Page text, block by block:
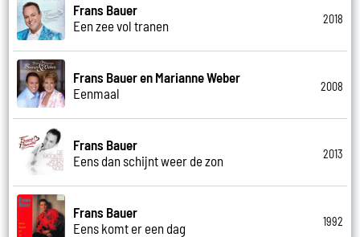
Frans Bauer
Een zee vol tranen
2018
Frans Bauer en Marianne Weber
Eenmaal
2008
Frans Bauer
Eens dan schijnt weer de zon
2013
Frans Bauer
Eens komt er een dag
1992